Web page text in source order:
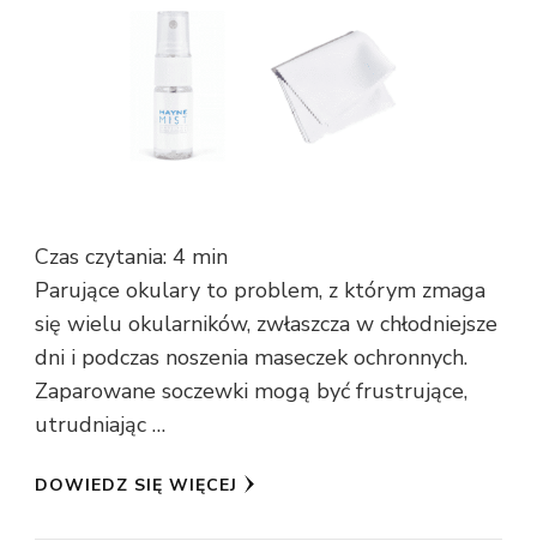
Czas czytania: 4 min
Parujące okulary to problem, z którym zmaga
się wielu okularników, zwłaszcza w chłodniejsze
dni i podczas noszenia maseczek ochronnych.
Zaparowane soczewki mogą być frustrujące,
utrudniając …
DOWIEDZ SIĘ WIĘCEJ